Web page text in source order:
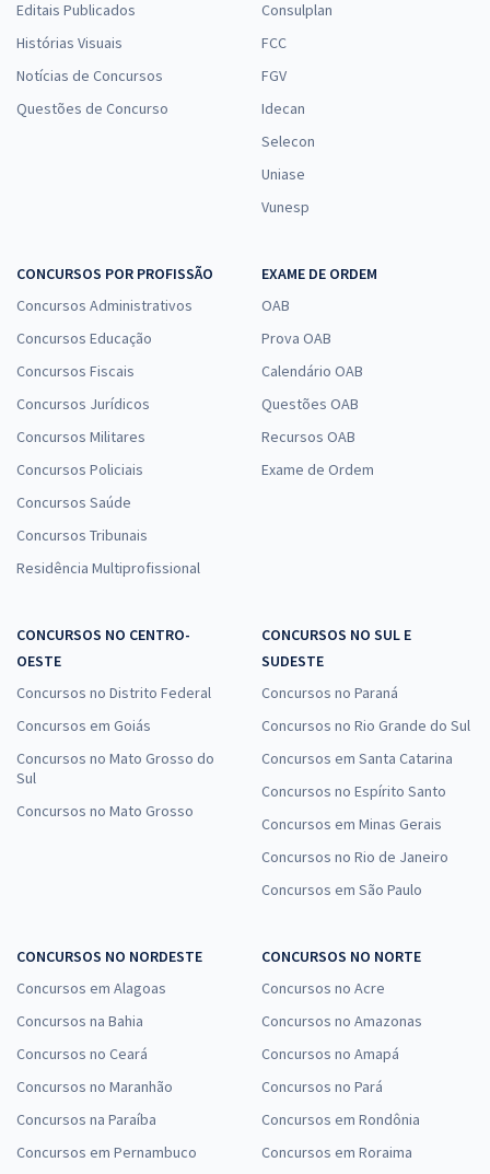
Editais Publicados
Histórias Visuais
Notícias de Concursos
Questões de Concurso
Consulplan
FCC
FGV
Idecan
Selecon
Uniase
Vunesp
CONCURSOS POR PROFISSÃO
Concursos Administrativos
Concursos Educação
Concursos Fiscais
Concursos Jurídicos
Concursos Militares
Concursos Policiais
Concursos Saúde
Concursos Tribunais
Residência Multiprofissional
EXAME DE ORDEM
OAB
Prova OAB
Calendário OAB
Questões OAB
Recursos OAB
Exame de Ordem
CONCURSOS NO CENTRO-
OESTE
Concursos no Distrito Federal
Concursos em Goiás
Concursos no Mato Grosso do
Sul
Concursos no Mato Grosso
CONCURSOS NO SUL E
SUDESTE
Concursos no Paraná
Concursos no Rio Grande do Sul
Concursos em Santa Catarina
Concursos no Espírito Santo
Concursos em Minas Gerais
Concursos no Rio de Janeiro
Concursos em São Paulo
CONCURSOS NO NORDESTE
Concursos em Alagoas
Concursos na Bahia
Concursos no Ceará
Concursos no Maranhão
Concursos na Paraíba
Concursos em Pernambuco
CONCURSOS NO NORTE
Concursos no Acre
Concursos no Amazonas
Concursos no Amapá
Concursos no Pará
Concursos em Rondônia
Concursos em Roraima